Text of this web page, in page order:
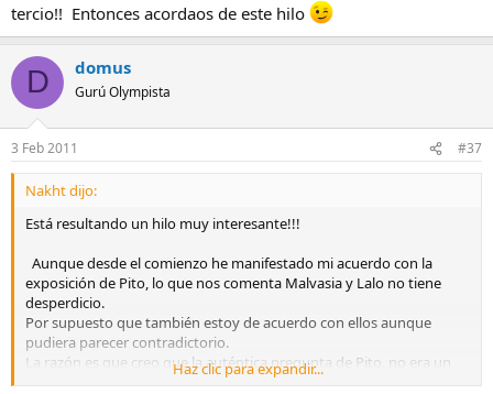
tercio!! Entonces acordaos de este hilo
D domus
Gurú Olympista
3 Feb 2011 #37
Nakht dijo:
Está resultando un hilo muy interesante!!!
Aunque desde el comienzo he manifestado mi acuerdo con la
exposición de Pito, lo que nos comenta Malvasia y Lalo no tiene
desperdicio.
Por supuesto que también estoy de acuerdo con ellos aunque
pudiera parecer contradictorio.
La razón es que creo que la auténtica pregunta de Pito, no era un
discurso en torno al caos, si no que no debemos esclavizarnos por
Haz clic para expandir...